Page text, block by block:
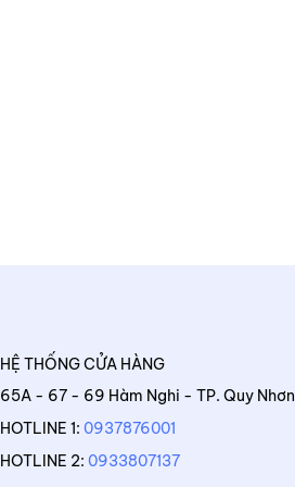
HỆ THỐNG CỬA HÀNG
65A - 67 - 69 Hàm Nghi - TP. Quy Nhơn
HOTLINE 1: 0937876001
HOTLINE 2: 0933807137